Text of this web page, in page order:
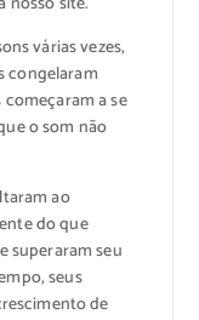
várias vezes,
congelaram
a se
o som não
ao
do que
superaram seu
seus
de